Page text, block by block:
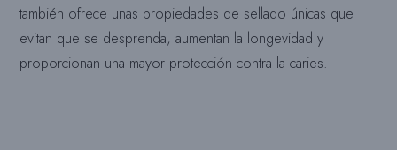
también ofrece unas propiedades de sellado únicas que
evitan que se desprenda, aumentan la longevidad y
proporcionan una mayor protección contra la caries.